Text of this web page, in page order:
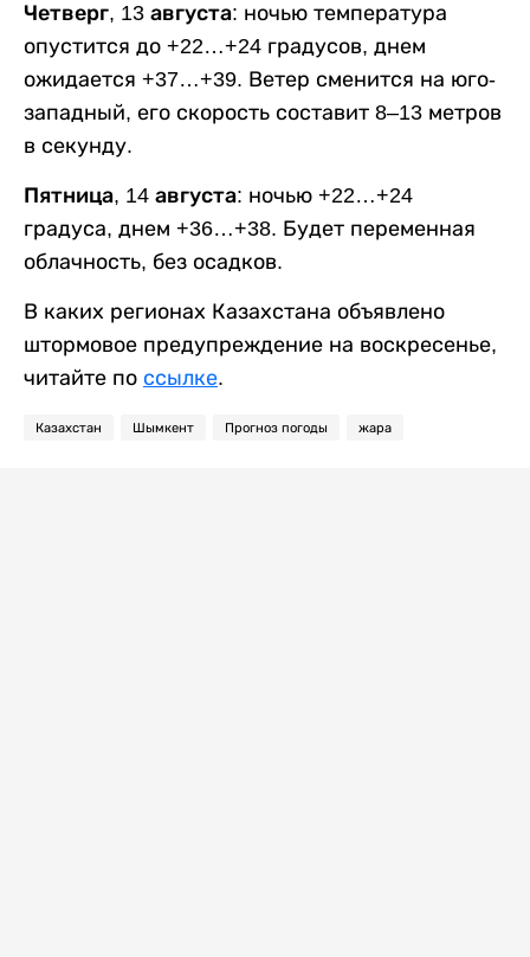
Четверг, 13 августа: ночью температура
опустится до +22…+24 градусов, днем
ожидается +37…+39. Ветер сменится на юго-
западный, его скорость составит 8–13 метров
в секунду.
Пятница, 14 августа: ночью +22…+24
градуса, днем +36…+38. Будет переменная
облачность, без осадков.
В каких регионах Казахстана объявлено
штормовое предупреждение на воскресенье,
читайте по ссылке.
Казахстан Шымкент Прогноз погоды жара